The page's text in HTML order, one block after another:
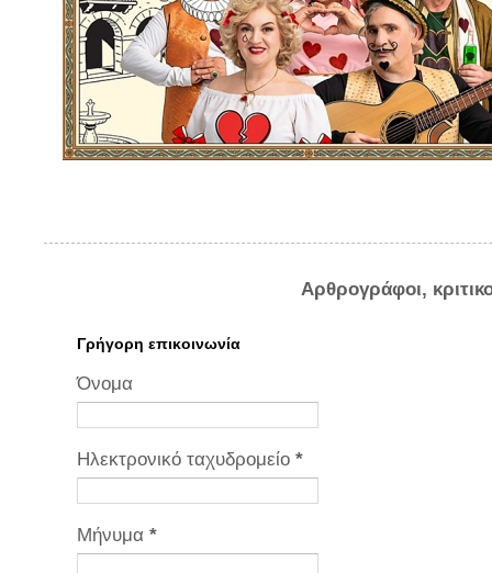
Αρθρογράφοι,
Γρήγορη επικοινωνία
Όνομα
Ηλεκτρονικό ταχυδρομείο *
Μήνυμα *